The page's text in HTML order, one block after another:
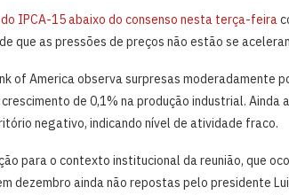
IPCA-15 abaixo do consenso nesta terça-feira
que as pressões de preços não estão se
of America observa surpresas moderadamente
de 0,1% na produção industrial. Ainda
negativo, indicando nível de atividade fraco.
para o contexto institucional da reunião, que
dezembro ainda não repostas pelo presidente